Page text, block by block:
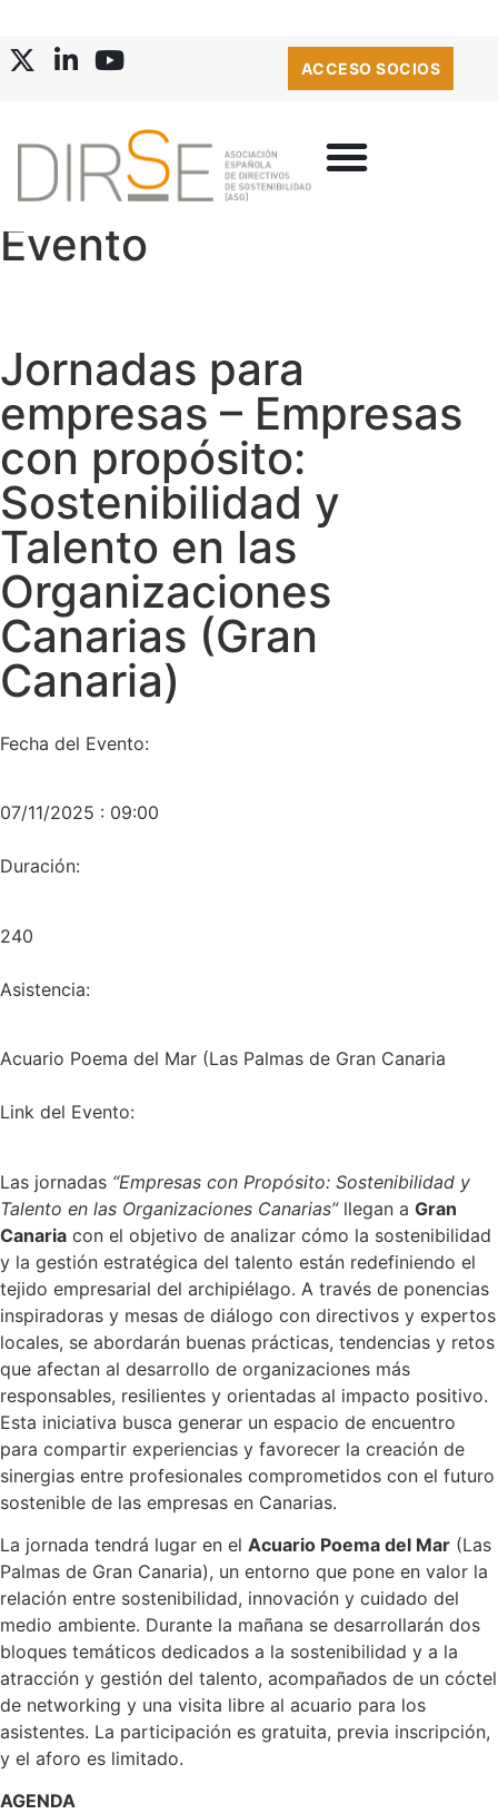
ACCESO SOCIOS
Evento
Jornadas para
empresas – Empresas
con propósito:
Sostenibilidad y
Talento en las
Organizaciones
Canarias (Gran
Canaria)
Fecha del Evento:
07/11/2025 : 09:00
Duración:
240
Asistencia:
Acuario Poema del Mar (Las Palmas de Gran Canaria
Link del Evento:
Las jornadas “Empresas con Propósito: Sostenibilidad y
Talento en las Organizaciones Canarias”llegan a Gran
Canaria con el objetivo de analizar cómo la sostenibilidad
y la gestión estratégica del talento están redefiniendo el
tejido empresarial del archipiélago. A través de ponencias
inspiradoras y mesas de diálogo con directivos y expertos
locales, se abordarán buenas prácticas, tendencias y retos
que afectan al desarrollo de organizaciones más
responsables, resilientes y orientadas al impacto positivo.
Esta iniciativa busca generar un espacio de encuentro
para compartir experiencias y favorecer la creación de
sinergias entre profesionales comprometidos con el futuro
sostenible de las empresas en Canarias.
La jornada tendrá lugar en el Acuario Poema del Mar (Las
Palmas de Gran Canaria), un entorno que pone en valor la
relación entre sostenibilidad, innovación y cuidado del
medio ambiente. Durante la mañana se desarrollarán dos
bloques temáticos dedicados a la sostenibilidad y a la
atracción y gestión del talento, acompañados de un cóctel
de networking y una visita libre al acuario para los
asistentes. La participación es gratuita, previa inscripción,
y el aforo es limitado.
AGENDA